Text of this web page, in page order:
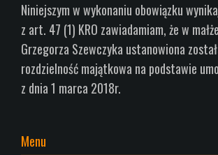
Niniejszym w wykonaniu obowiązku
z art. 47 (1) KRO zawiadamiam, że w
Grzegorza Szewczyka ustanowiona
rozdzielnośćmajątkowa na podstawie
z dnia 1 marca 2018r.
Menu